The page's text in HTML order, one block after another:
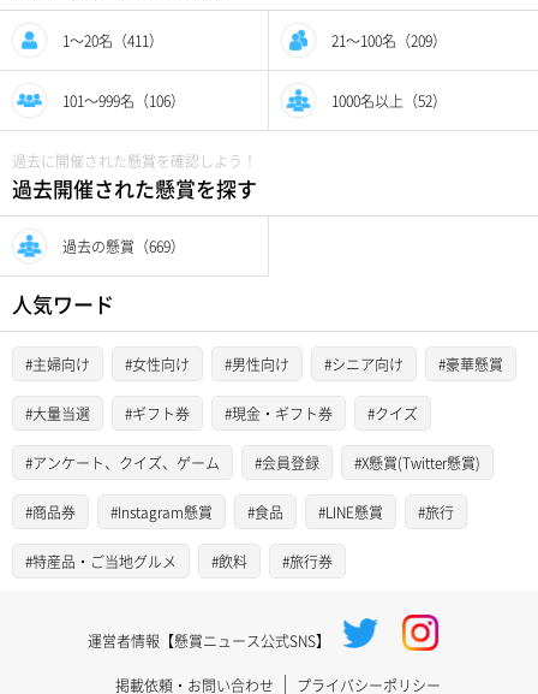
1〜20名（411） 21〜100名（209）
101〜999名（106） 1000名以上（52）
過去に開催された懸賞を確認しよう！
過去開催された懸賞を探す
過去の懸賞（669）
人気ワード
#主婦向け #女性向け #男性向け #シニア向け #豪華懸賞
#大量当選 #ギフト券 #現金・ギフト券 #クイズ
#アンケート、クイズ、ゲーム #会員登録 #X懸賞(Twitter懸賞)
#商品券 #Instagram懸賞 #食品 #LINE懸賞 #旅行
#特産品・ご当地グルメ #飲料 #旅行券
運営者情報【懸賞ニュース公式SNS】
掲載依頼・お問い合わせ プライバシーポリシー